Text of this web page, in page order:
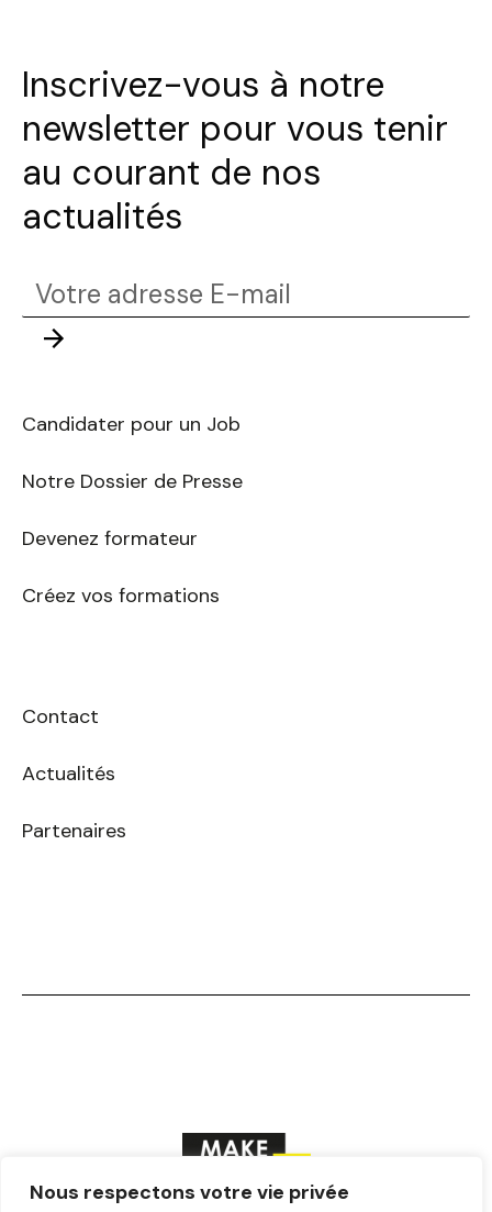
Nous respectons votre vie privée
Inscrivez-vous à notre
newsletter pour vous tenir
au courant de nos
actualités
Votre
adresse
E-
Envoyer
Candidater pour un Job
Notre Dossier de Presse
Devenez formateur
Créez vos formations
Contact
Actualités
Partenaires